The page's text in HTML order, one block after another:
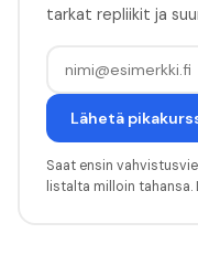
tarkat repliikit ja
Lähetä
Saat ensin
listalta milloin tahansa.